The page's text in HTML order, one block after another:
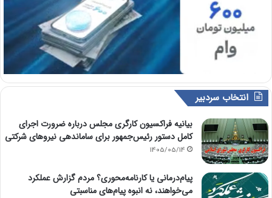
انتخاب سردبیر
بیانیه فراکسیون کارگری مجلس درباره ضرورت اجرای
کامل دستور رئیس‌جمهور برای ساماندهی نیروهای شرکتی
1405/05/14
پیام‌درمانی یا کارنامه‌محوری؟ مردم گزارش عملکرد
می‌خواهند، نه انبوه پیام‌های مناسبتی